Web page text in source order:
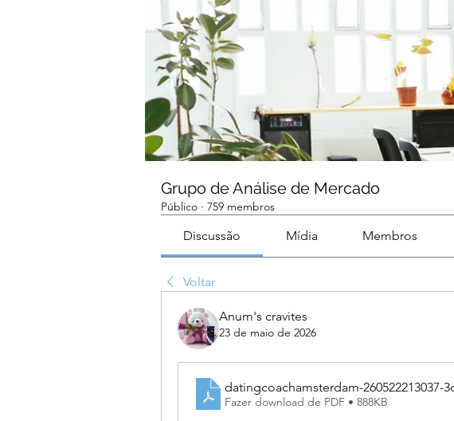
Grupo de Análise de Mercado
Público · 759 membros
Discussão Mídia Membros
Voltar
Anum's cravites
23 de maio de 2026
datingcoachamsterdam-260522213037-
Fazer download de PDF • 888KB